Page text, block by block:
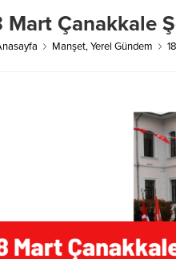
Mart Çanakkale
Manşet,Yerel Gündem